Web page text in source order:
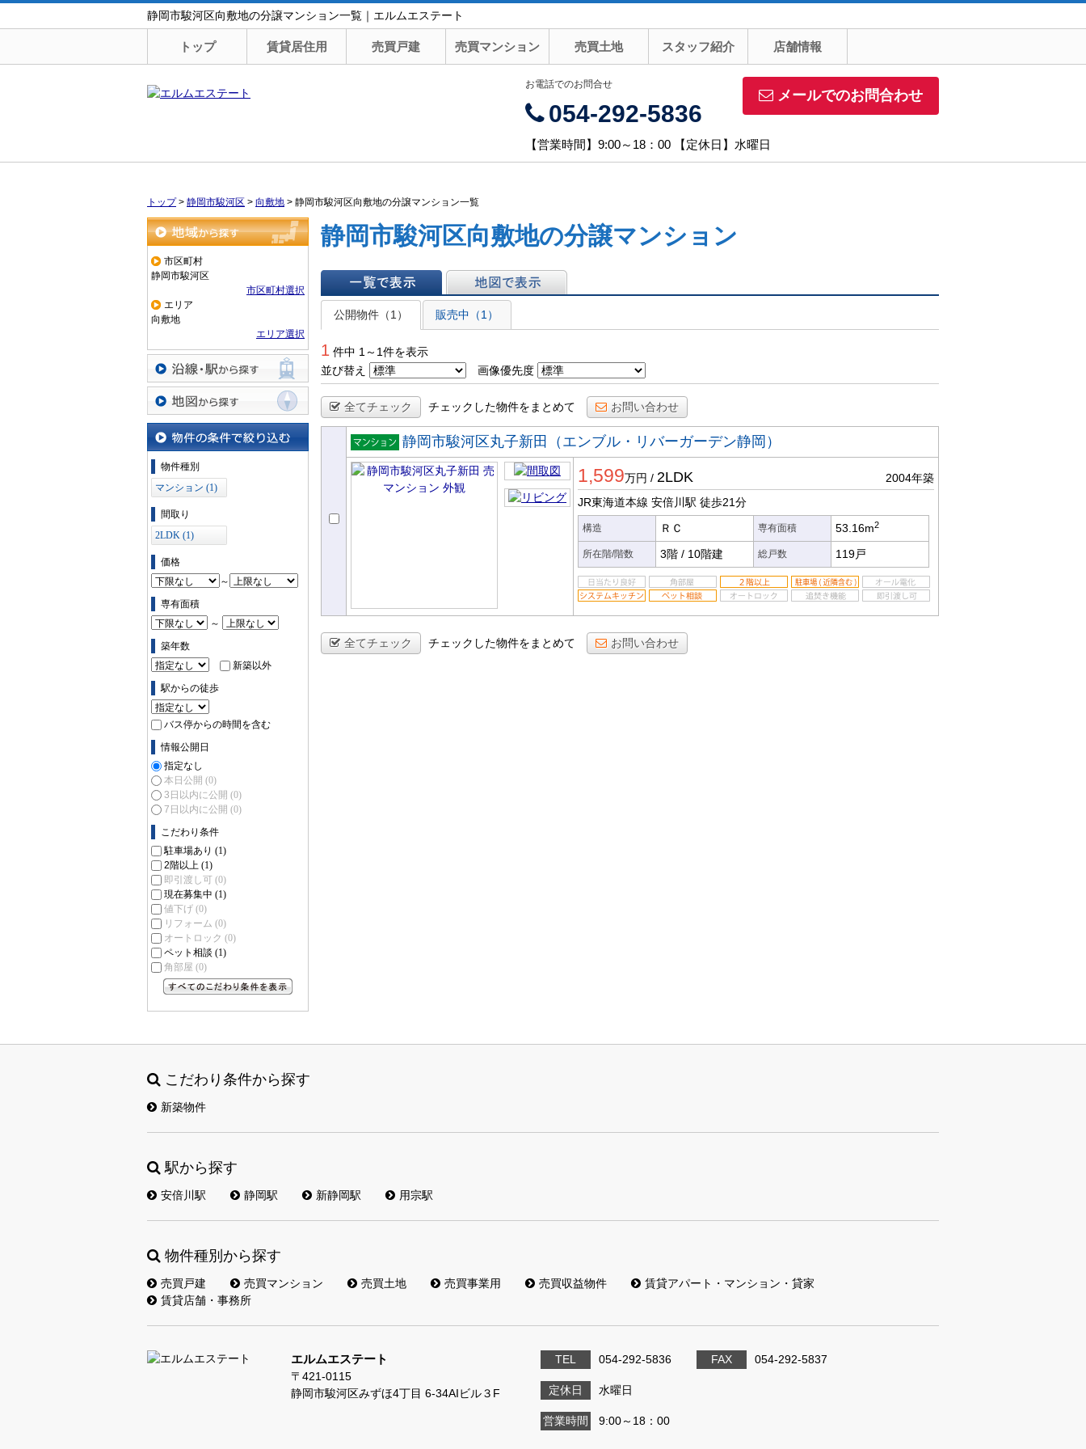
静岡市駿河区向敷地の分譲マンション一覧｜エルムエステート
トップ 賃貸居住用 売買戸建 売買マンション 売買土地 スタッフ紹介 店舗情報
メールでのお問合わせ
お電話でのお問合せ
054-292-5836
【営業時間】9:00～18：00 【定休日】水曜日
トップ> 静岡市駿河区 > 向敷地 > 静岡市駿河区向敷地の分譲マンション一覧
地域から探す
市区町村
静岡市駿河区
市区町村選択
エリア
向敷地
エリア選択
沿線・駅から探す
地図から探す
物件の条件で絞り込む
物件種別
マンション (1)
間取り
2LDK (1)
価格
～
専有面積
～
築年数
新築以外
駅からの徒歩
バス停からの時間を含む
情報公開日
指定なし
本日公開 (0)
3日以内に公開 (0)
7日以内に公開 (0)
こだわり条件
駐車場あり (1)
2階以上 (1)
即引渡し可 (0)
現在募集中 (1)
値下げ (0)
リフォーム (0)
オートロック (0)
ペット相談 (1)
角部屋 (0)
静岡市駿河区向敷地の分譲マンション
一覧で表示
地図で表示
公開物件（1）
販売中（1）
1 件中 1～1件を表示
並び替え
画像優先度
全てチェック チェックした物件をまとめて お問い合わせ
売マンシ
ョン
静岡市駿河区丸子新田（エンブル・リバーガーデン静岡）
1,599万円 / 2LDK
2004年築
JR東海道本線 安倍川駅 徒歩21分
構造 ＲＣ 専有面積 53.16m2
所在階/階数 3階 / 10階建 総戸数 119戸
全てチェック チェックした物件をまとめて お問い合わせ
こだわり条件から探す
新築物件
駅から探す
安倍川駅 静岡駅 新静岡駅 用宗駅
物件種別から探す
売買戸建 売買マンション 売買土地 売買事業用 売買収益物件
賃貸アパート・マンション・貸家
賃貸店舗・事務所
エルムエステート
〒421-0115
静岡市駿河区みずほ4丁目 6-34AIビル３F
TEL 054-292-5836 FAX 054-292-5837
定休日 水曜日
営業時間 9:00～18：00